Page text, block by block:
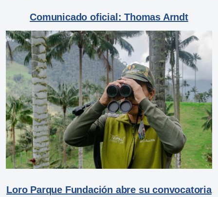
Comunicado oficial: Thomas Arndt
Loro Parque Fundación abre su convocatoria